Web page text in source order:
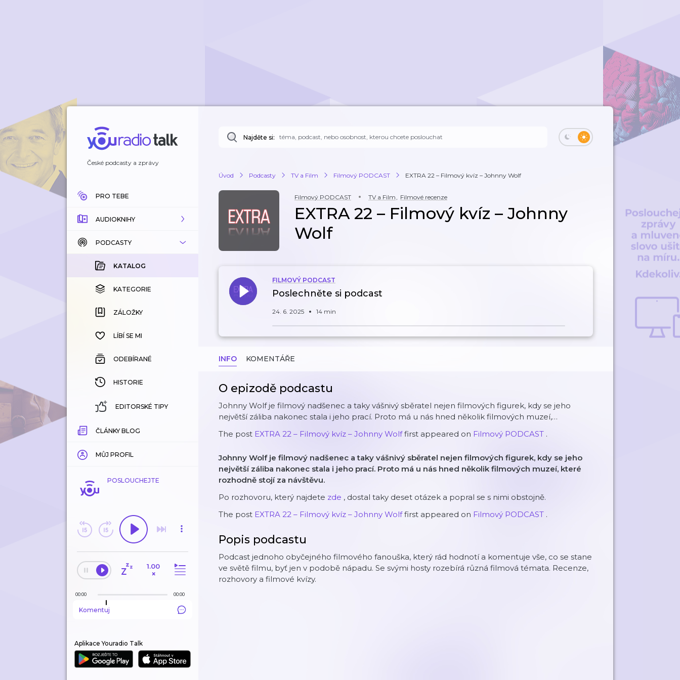
České podcasty a zprávy
PRO TEBE
AUDIOKNIHY
KATALOG
KOUPENÉ
KATEGORIE
ZÁLOŽKY
HISTORIE
PODCASTY
KATALOG
KATEGORIE
ZÁLOŽKY
LÍBÍ SE MI
ODEBÍRANÉ
HISTORIE
EDITORSKÉ TIPY
ČLÁNKY BLOG
MŮJ PROFIL
POSLOUCHEJTE
1.00
×
00:00 00:00
Komentuj
Aplikace Youradio Talk
Najděte si:
Úvod Podcasty TV a Film Filmový PODCAST EXTRA 22 – Filmový kvíz – Johnny Wolf
Filmový PODCAST TV a Film, Filmové recenze
EXTRA 22 – Filmový kvíz – Johnny
Wolf
FILMOVÝ PODCAST
Poslechněte si podcast
24. 6. 2025 14 min
INFO KOMENTÁŘE
O epizodě podcastu
Johnny Wolf je filmový nadšenec a taky vášnivý sběratel nejen filmových figurek, kdy se jeho
největší záliba nakonec stala i jeho prací. Proto má u nás hned několik filmových muzeí,…
The post EXTRA 22 – Filmový kvíz – Johnny Wolffirst appeared on Filmový PODCAST .
Johnny Wolf je filmový nadšenec a taky vášnivý sběratel nejen filmových figurek, kdy se jeho
největší záliba nakonec stala i jeho prací. Proto má u nás hned několik filmových muzeí, které
rozhodně stojí za návštěvu.
Po rozhovoru, který najdete zde , dostal taky deset otázek a popral se s nimi obstojně.
The post EXTRA 22 – Filmový kvíz – Johnny Wolffirst appeared on Filmový PODCAST .
Popis podcastu
Podcast jednoho obyčejného filmového fanouška, který rád hodnotí a komentuje vše, co se stane
ve světě filmu, byť jen v podobě nápadu. Se svými hosty rozebírá různá filmová témata. Recenze,
rozhovory a filmové kvízy.